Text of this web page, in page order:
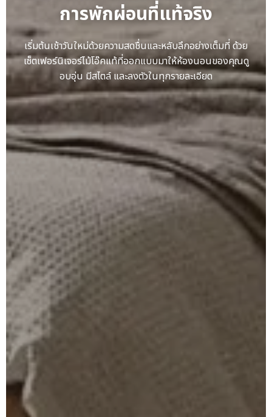
การพักผ่อนที่แท้จริง
เริ่มต้นเช้าวันใหม่ด้วยความสดชื่นและหลับลึกอย่างเต็มที่ ด้วย
เซ็ตเฟอร์นิเจอร์ไม้โอ๊คแท้ที่ออกแบบมาให้ห้องนอนของคุณดู
อบอุ่น มีสไตล์ และลงตัวในทุกรายละเอียด